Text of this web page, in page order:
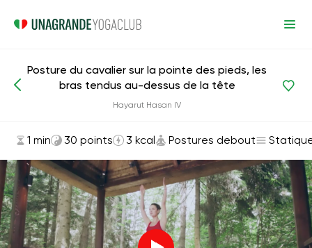
Asanas et exercices Postures debout
Posture du cavalier sur la pointe des pieds, les
bras tendus au-dessus de la tête
Hayarut Hasan IV
1 min 30 points 3 kcal Postures debout